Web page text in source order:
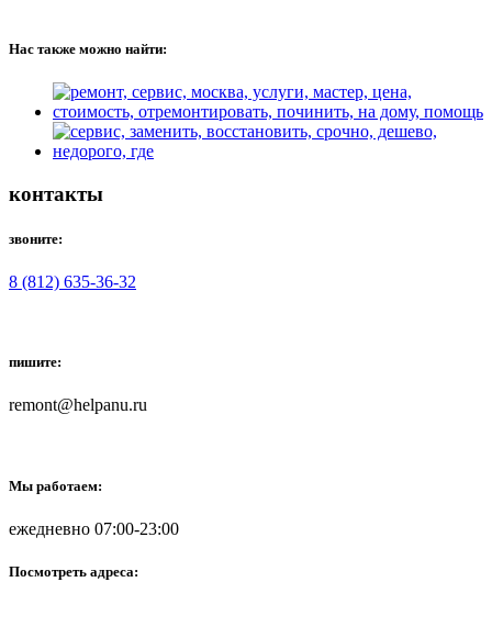
Нас также можно найти:
контакты
звоните:
8 (812) 635-36-32
пишите:
remont@helpanu.ru
Мы работаем:
ежедневно 07:00-23:00
Посмотреть адреса: